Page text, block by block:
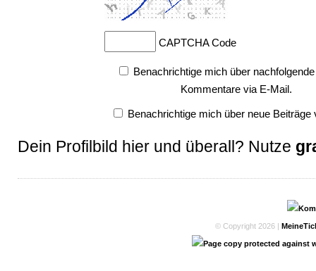
CAPTCHA Code
Benachrichtige mich über nachfolgende
Kommentare via E-Mail.
Benachrichtige mich über neue Beiträge
Dein Profilbild hier und überall? Nutze
© Copyright 2026 |